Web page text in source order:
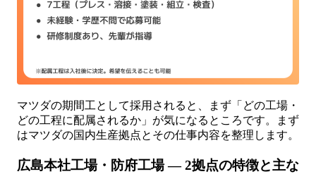
マツダの期間工として採用されると、まず「どの工場・
どの工程に配属されるか」が気になるところです。まず
はマツダの国内生産拠点とその仕事内容を整理します。
広島本社工場・防府工場 — 2拠点の特徴と主な